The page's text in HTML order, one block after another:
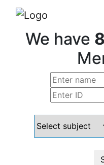
We have